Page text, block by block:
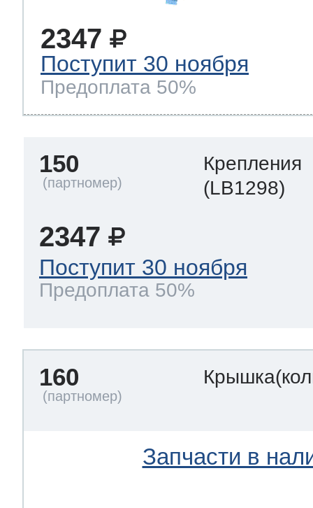
2347
Поступит 30 ноября
Предоплата 50%
150
Крепления
(LB1298)
2347
Поступит 30 ноября
Предоплата 50%
160
Запчасти в